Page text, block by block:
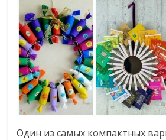
Один из самых компактных